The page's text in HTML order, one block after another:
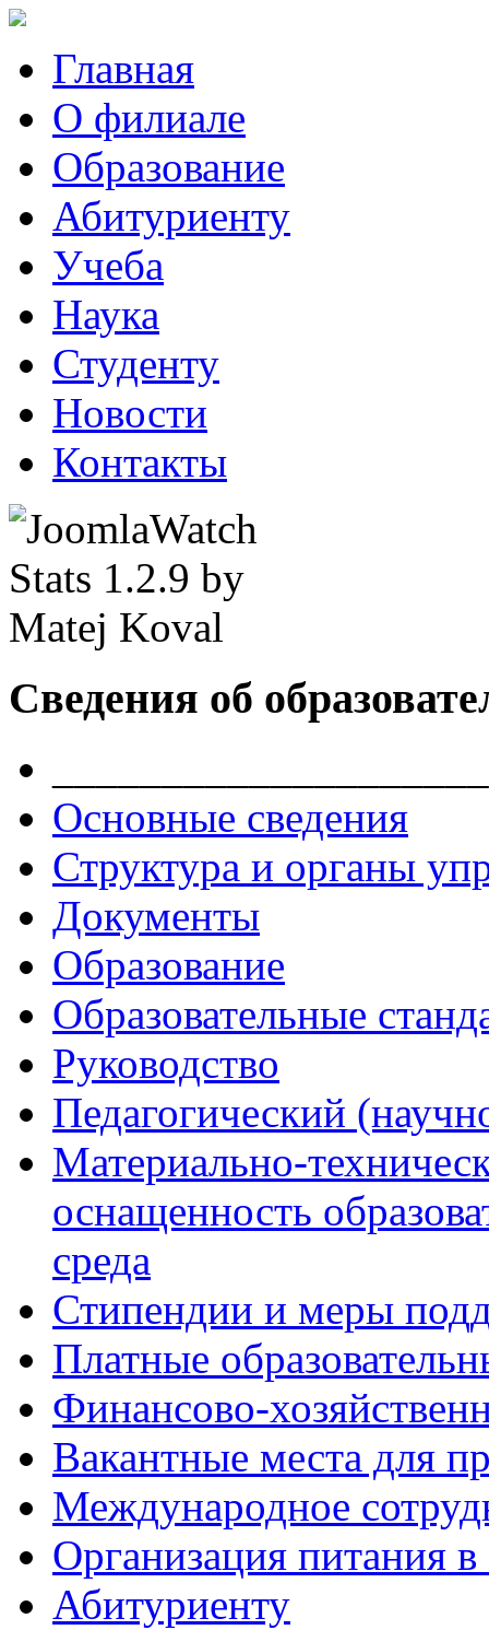
Главная
О филиале
Образование
Абитуриенту
Учеба
Наука
Студенту
Новости
Контакты
Сведения об
Основные сведения
Структура и органы
Документы
Образование
Образовательные
Руководство
Педагогический
Материально-
оснащенность
среда
Стипендии и меры
Платные
Финансово-
Вакантные места для
Международное
Организация питания в
Абитуриенту